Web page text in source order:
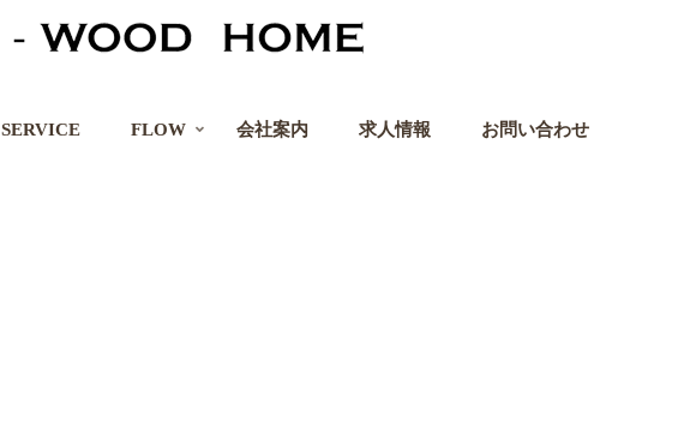
SERVICE FLOW 会社案内 求人情報 お問い合わせ